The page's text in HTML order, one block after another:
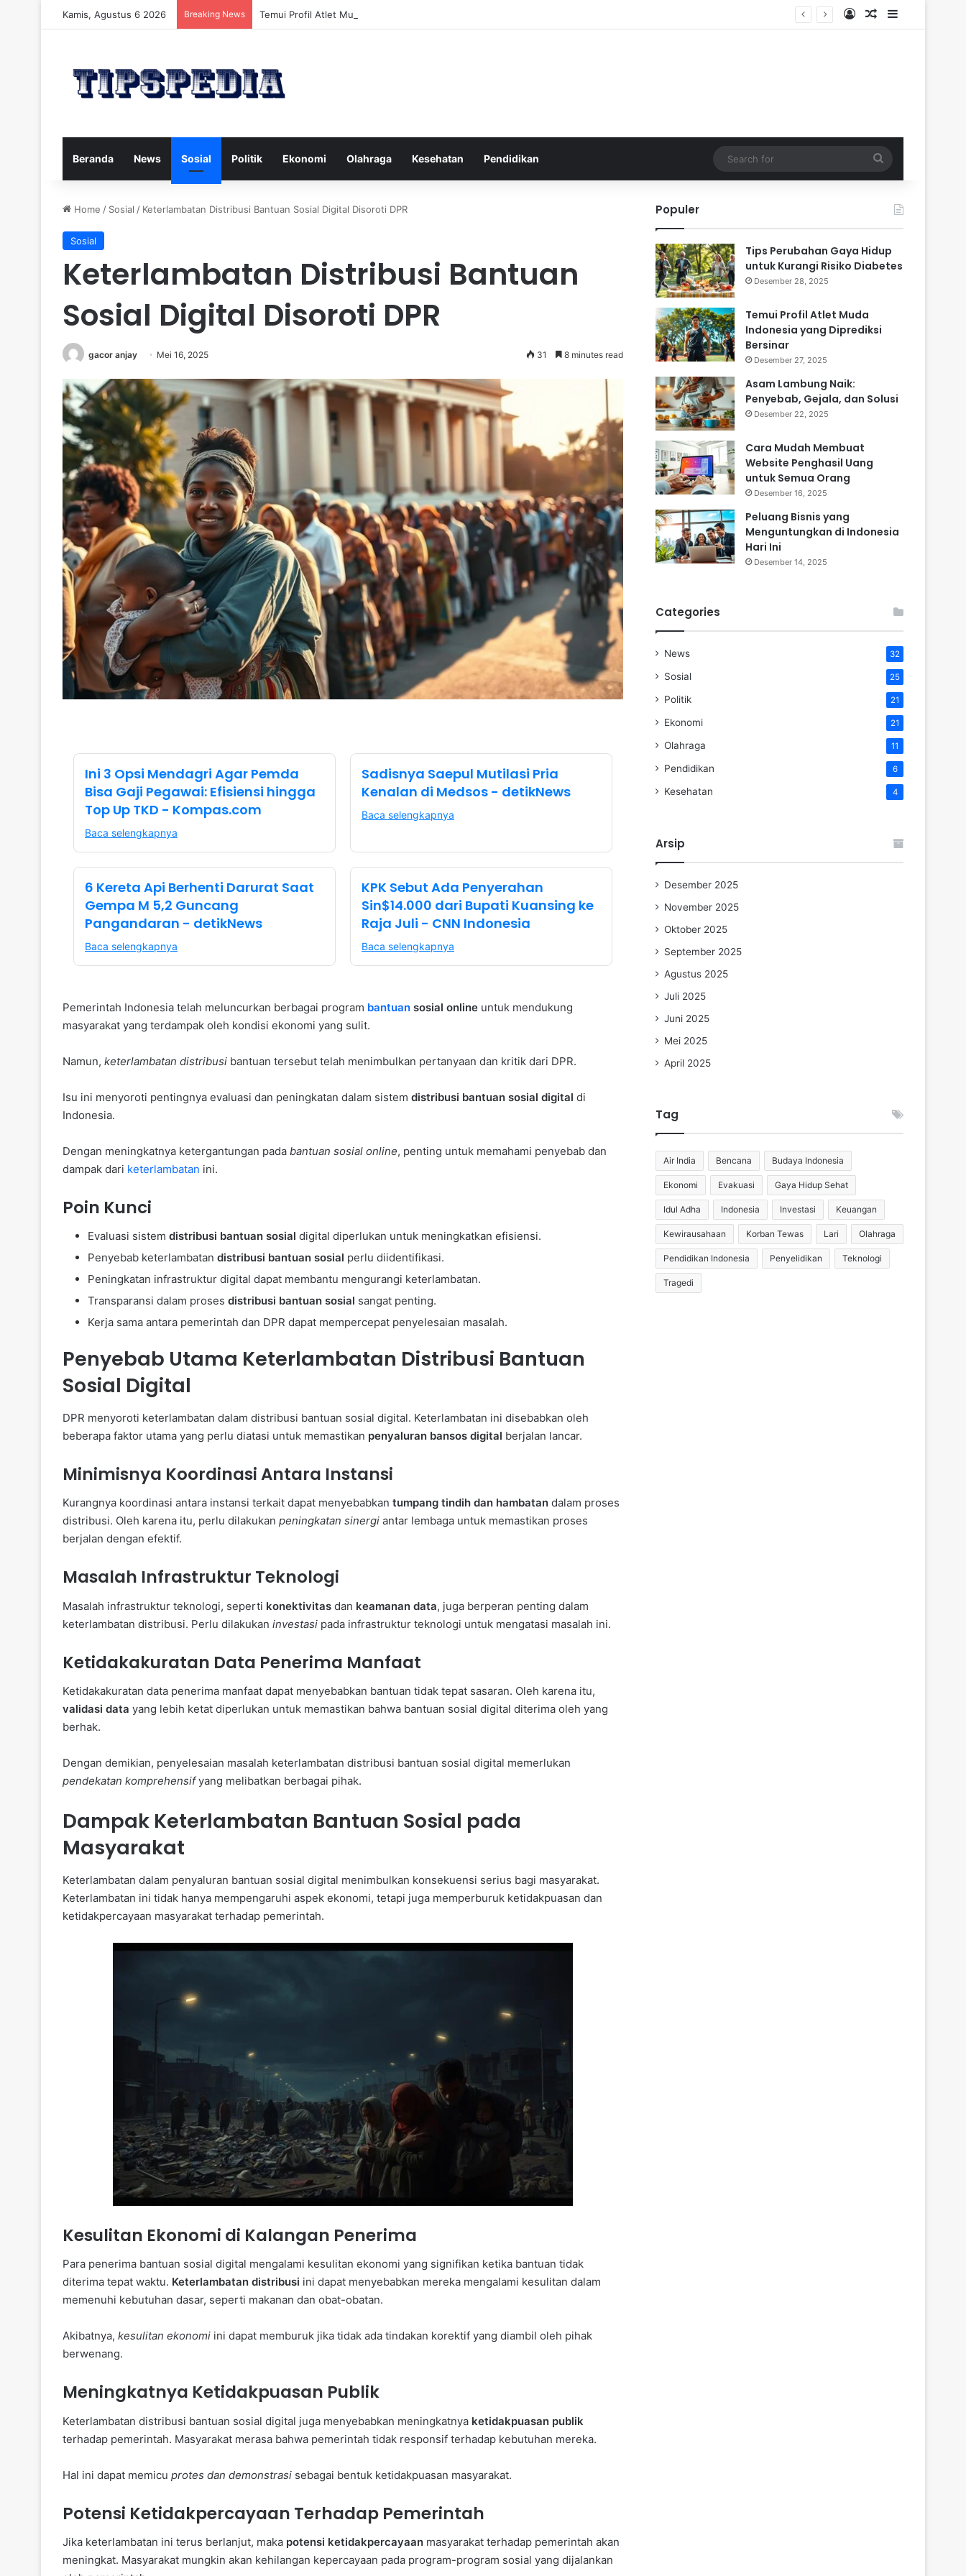
Kamis, Agustus 6 2026 Breaking News Temui Profil Atlet Muda Indonesia yang Diprediksi Bersinar Log InRandom Article
Sidebar
Beranda News Sosial Politik Ekonomi Olahraga Kesehatan Pendidikan
for
Home / Sosial / Keterlambatan Distribusi Bantuan Sosial Digital Disoroti DPR
Sosial
Keterlambatan Distribusi Bantuan
Sosial Digital Disoroti DPR
gacor anjay Mei 16, 2025 31 8 minutes read
Ini 3 Opsi Mendagri Agar Pemda
Bisa Gaji Pegawai: Efisiensi hingga
Top Up TKD - Kompas.com
Baca selengkapnya
Sadisnya Saepul Mutilasi Pria
Kenalan di Medsos - detikNews
Baca selengkapnya
6 Kereta Api Berhenti Darurat Saat
Gempa M 5,2 Guncang
Pangandaran - detikNews
Baca selengkapnya
KPK Sebut Ada Penyerahan
Sin$14.000 dari Bupati Kuansing ke
Raja Juli - CNN Indonesia
Baca selengkapnya
Pemerintah Indonesia telah meluncurkan berbagai program bantuan sosial online untuk mendukung
masyarakat yang terdampak oleh kondisi ekonomi yang sulit.
Namun, keterlambatan distribusi bantuan tersebut telah menimbulkan pertanyaan dan kritik dari DPR.
Isu ini menyoroti pentingnya evaluasi dan peningkatan dalam sistem distribusi bantuan sosial digital di
Indonesia.
Dengan meningkatnya ketergantungan pada bantuan sosial online, penting untuk memahami penyebab dan
dampak dari keterlambatan ini.
Poin Kunci
Evaluasi sistem distribusi bantuan sosial digital diperlukan untuk meningkatkan efisiensi.
Penyebab keterlambatan distribusi bantuan sosial perlu diidentifikasi.
Peningkatan infrastruktur digital dapat membantu mengurangi keterlambatan.
Transparansi dalam proses distribusi bantuan sosial sangat penting.
Kerja sama antara pemerintah dan DPR dapat mempercepat penyelesaian masalah.
Penyebab Utama Keterlambatan Distribusi Bantuan
Sosial Digital
DPR menyoroti keterlambatan dalam distribusi bantuan sosial digital. Keterlambatan ini disebabkan oleh
beberapa faktor utama yang perlu diatasi untuk memastikan penyaluran bansos digital berjalan lancar.
Minimisnya Koordinasi Antara Instansi
Kurangnya koordinasi antara instansi terkait dapat menyebabkan tumpang tindih dan hambatan dalam proses
distribusi. Oleh karena itu, perlu dilakukan peningkatan sinergi antar lembaga untuk memastikan proses
berjalan dengan efektif.
Masalah Infrastruktur Teknologi
Masalah infrastruktur teknologi, seperti konektivitas dan keamanan data, juga berperan penting dalam
keterlambatan distribusi. Perlu dilakukan investasi pada infrastruktur teknologi untuk mengatasi masalah ini.
Ketidakakuratan Data Penerima Manfaat
Ketidakakuratan data penerima manfaat dapat menyebabkan bantuan tidak tepat sasaran. Oleh karena itu,
validasi data yang lebih ketat diperlukan untuk memastikan bahwa bantuan sosial digital diterima oleh yang
berhak.
Dengan demikian, penyelesaian masalah keterlambatan distribusi bantuan sosial digital memerlukan
pendekatan komprehensifyang melibatkan berbagai pihak.
Dampak Keterlambatan Bantuan Sosial pada
Masyarakat
Keterlambatan dalam penyaluran bantuan sosial digital menimbulkan konsekuensi serius bagi masyarakat.
Keterlambatan ini tidak hanya mempengaruhi aspek ekonomi, tetapi juga memperburuk ketidakpuasan dan
ketidakpercayaan masyarakat terhadap pemerintah.
Kesulitan Ekonomi di Kalangan Penerima
Para penerima bantuan sosial digital mengalami kesulitan ekonomi yang signifikan ketika bantuan tidak
diterima tepat waktu. Keterlambatan distribusi ini dapat menyebabkan mereka mengalami kesulitan dalam
memenuhi kebutuhan dasar, seperti makanan dan obat-obatan.
Akibatnya, kesulitan ekonomi ini dapat memburuk jika tidak ada tindakan korektif yang diambil oleh pihak
berwenang.
Meningkatnya Ketidakpuasan Publik
Keterlambatan distribusi bantuan sosial digital juga menyebabkan meningkatnya ketidakpuasan publik
terhadap pemerintah. Masyarakat merasa bahwa pemerintah tidak responsif terhadap kebutuhan mereka.
Hal ini dapat memicu protes dan demonstrasi sebagai bentuk ketidakpuasan masyarakat.
Potensi Ketidakpercayaan Terhadap Pemerintah
Jika keterlambatan ini terus berlanjut, maka potensi ketidakpercayaan masyarakat terhadap pemerintah akan
meningkat. Masyarakat mungkin akan kehilangan kepercayaan pada program-program sosial yang dijalankan
Populer
Tips Perubahan Gaya Hidup
untuk Kurangi Risiko Diabetes
Desember 28, 2025
Temui Profil Atlet Muda
Indonesia yang Diprediksi
Bersinar
Desember 27, 2025
Asam Lambung Naik:
Penyebab, Gejala, dan Solusi
Desember 22, 2025
Cara Mudah Membuat
Website Penghasil Uang
untuk Semua Orang
Desember 16, 2025
Peluang Bisnis yang
Menguntungkan di Indonesia
Hari Ini
Desember 14, 2025
Categories
News 32
Sosial 25
Politik 21
Ekonomi 21
Olahraga 11
Pendidikan 6
Kesehatan 4
Arsip
Desember 2025
November 2025
Oktober 2025
September 2025
Agustus 2025
Juli 2025
Juni 2025
Mei 2025
April 2025
Tag
Air India Bencana Budaya Indonesia
Ekonomi Evakuasi Gaya Hidup Sehat
Idul Adha Indonesia Investasi Keuangan
Kewirausahaan Korban Tewas Lari Olahraga
Pendidikan Indonesia Penyelidikan Teknologi
Tragedi